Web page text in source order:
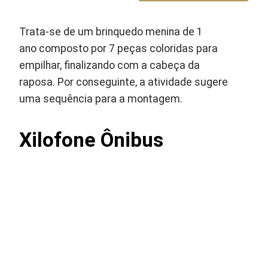
Trata-se de um brinquedo menina de 1
ano composto por 7 peças coloridas para
empilhar, finalizando com a cabeça da
raposa. Por conseguinte, a atividade sugere
uma sequência para a montagem.
Xilofone Ônibus